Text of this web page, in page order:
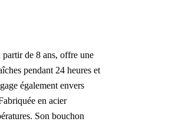
partir de 8 ans, offre une
pendant 24 heures et
également envers
en acier
Son bouchon